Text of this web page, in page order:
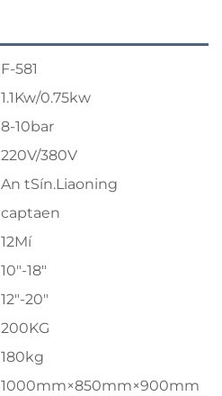
F-581
1.1Kw/0.75kw
8-10bar
220V/380V
An tSín.Liaoning
captaen
12Mí
10"-18"
12"-20"
200KG
180kg
1000mm×850mm×900mm